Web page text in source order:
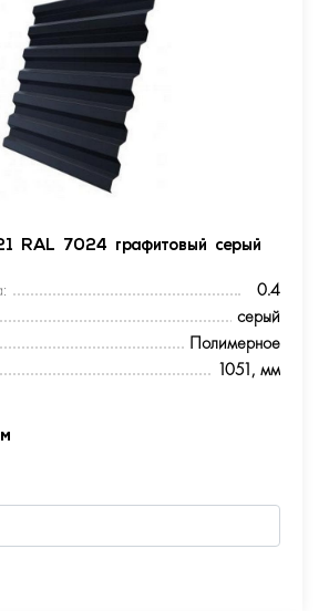
RAL 7024 графитовый серый
0.4
серый
Полимерное
1051, мм